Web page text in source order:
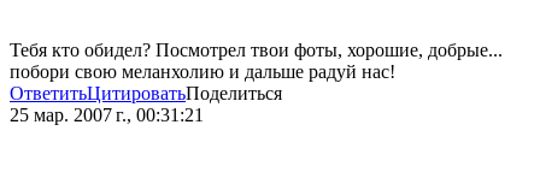
Тебя кто обидел? Посмотрел твои фоты, хорошие, добрые...
побори свою меланхолию и дальше радуй нас!
ОтветитьЦитироватьПоделиться
25 мар. 2007 г., 00:31:21